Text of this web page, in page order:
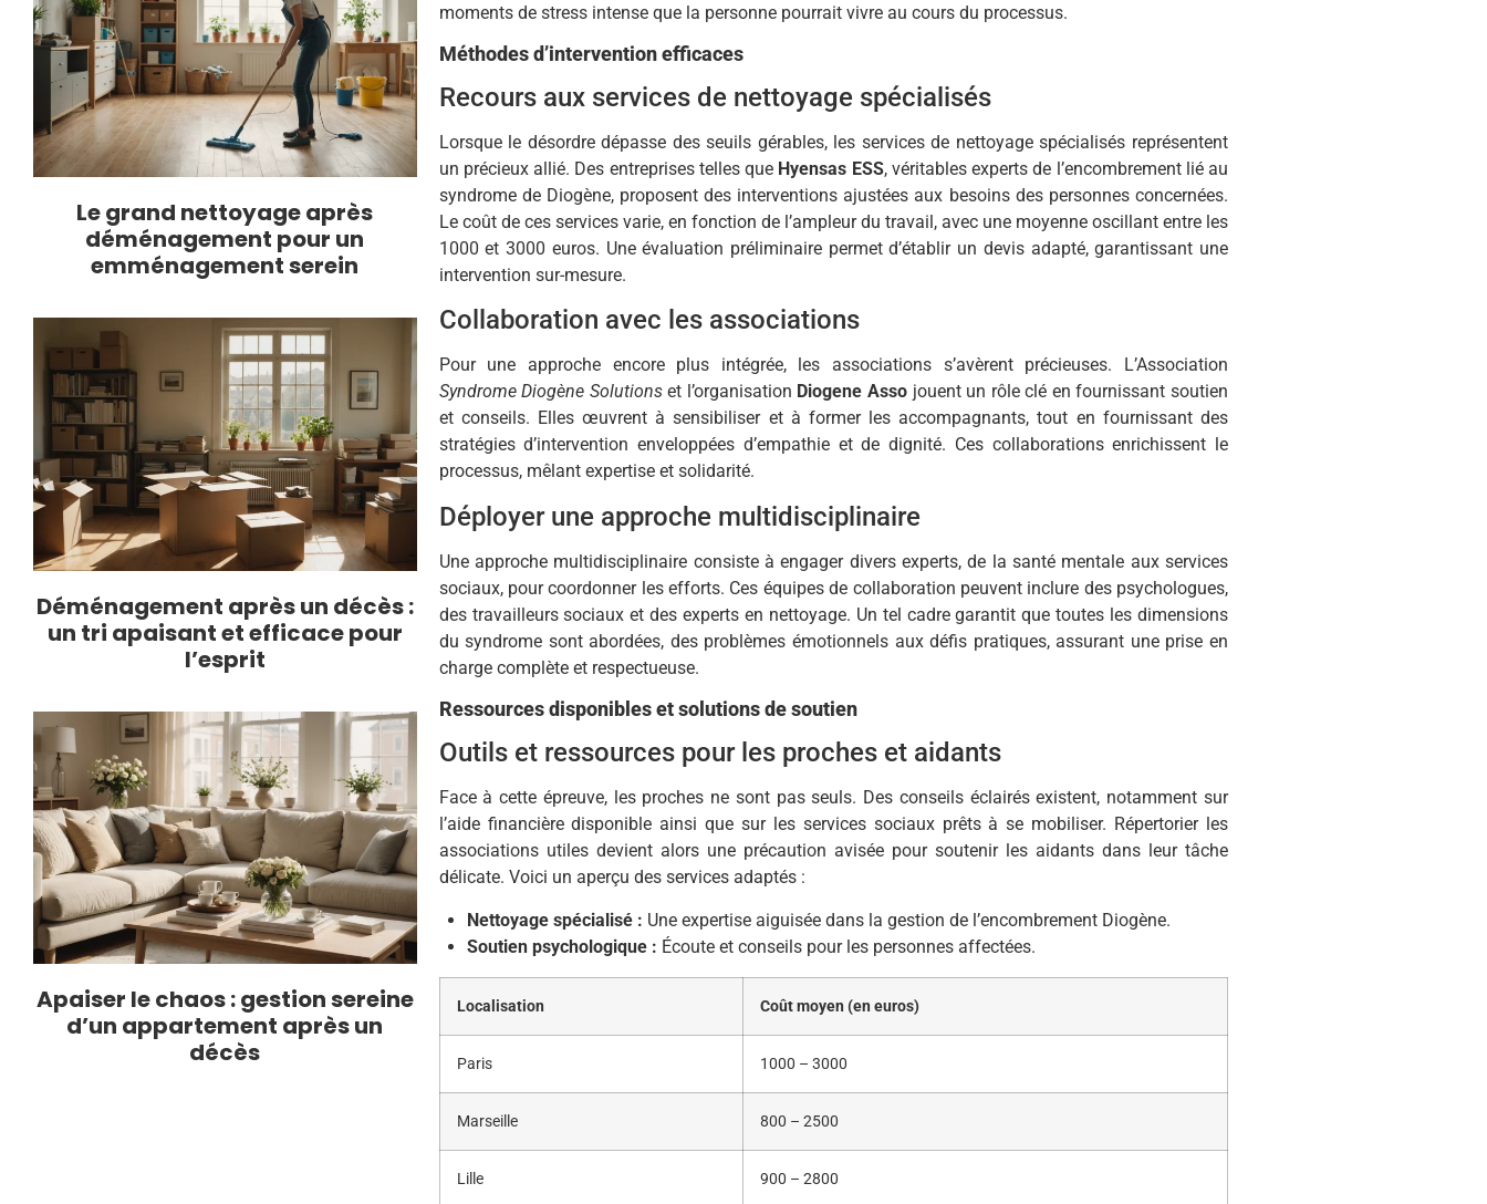
Le grand nettoyage après
déménagement pour un
emménagement serein
Déménagement après un décès :
un tri apaisant et efficace pour
l’esprit
Apaiser le chaos : gestion sereine
d’un appartement après un
décès
moments de stress intense que la personne pourrait vivre au cours du processus.
Méthodes d’intervention efficaces
Recours aux services de nettoyage spécialisés
Lorsque le désordre dépasse des seuils gérables, les services de nettoyage spécialisés représentent
un précieux allié. Des entreprises telles que Hyensas ESS, véritables experts de l’encombrement lié au
syndrome de Diogène, proposent des interventions ajustées aux besoins des personnes concernées.
Le coût de ces services varie, en fonction de l’ampleur du travail, avec une moyenne oscillant entre les
1000 et 3000 euros. Une évaluation préliminaire permet d’établir un devis adapté, garantissant une
intervention sur-mesure.
Collaboration avec les associations
Pour une approche encore plus intégrée, les associations s’avèrent précieuses. L’Association
Syndrome Diogène Solutionset l’organisation Diogene Asso jouent un rôle clé en fournissant soutien
et conseils. Elles œuvrent à sensibiliser et à former les accompagnants, tout en fournissant des
stratégies d’intervention enveloppées d’empathie et de dignité. Ces collaborations enrichissent le
processus, mêlant expertise et solidarité.
Déployer une approche multidisciplinaire
Une approche multidisciplinaire consiste à engager divers experts, de la santé mentale aux services
sociaux, pour coordonner les efforts. Ces équipes de collaboration peuvent inclure des psychologues,
des travailleurs sociaux et des experts en nettoyage. Un tel cadre garantit que toutes les dimensions
du syndrome sont abordées, des problèmes émotionnels aux défis pratiques, assurant une prise en
charge complète et respectueuse.
Ressources disponibles et solutions de soutien
Outils et ressources pour les proches et aidants
Face à cette épreuve, les proches ne sont pas seuls. Des conseils éclairés existent, notamment sur
l’aide financière disponible ainsi que sur les services sociaux prêts à se mobiliser. Répertorier les
associations utiles devient alors une précaution avisée pour soutenir les aidants dans leur tâche
délicate. Voici un aperçu des services adaptés :
Nettoyage spécialisé : Une expertise aiguisée dans la gestion de l’encombrement Diogène.
Soutien psychologique : Écoute et conseils pour les personnes affectées.
Localisation Coût moyen (en euros)
Paris 1000 – 3000
Marseille 800 – 2500
Lille 900 – 2800